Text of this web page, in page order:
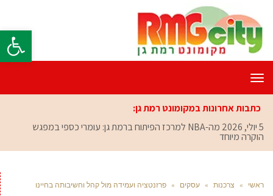
פתח
תפריט
כתבות אחרונות במקומונט רמת גן:
5 יולי, 2026
מה-NBA למרכז הפיתוח ברמת גן: עומרי כספי במפגש
הוקרה מיוחד
ראשי » צרכנות » עסקים » פרזנטציה ועמידה מול קהל וחשיבותה בחיינו